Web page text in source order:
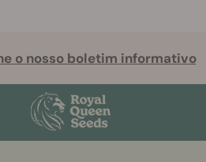
o nosso boletim informativo